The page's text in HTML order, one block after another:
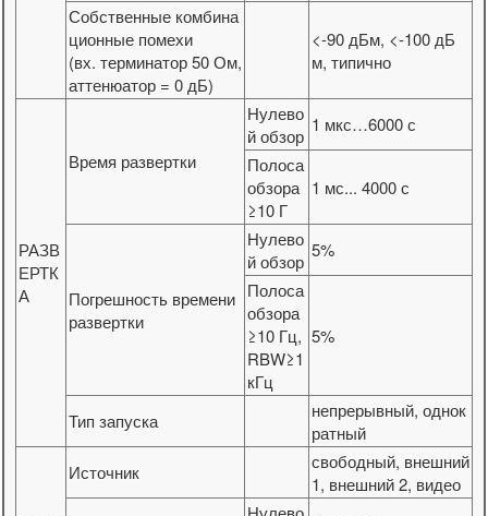
Собственные комбина
ционные помехи
(вх. терминатор 50 Ом,
аттенюатор = 0 дБ)
<-90 дБм, <-100 дБ
м, типично
РАЗВ
ЕРТК
А
Время развертки
Нулево
й обзор
1 мкс…6000 с
Полоса
обзора
≥10 Г
1 мс... 4000 с
Погрешность времени
развертки
Нулево
й обзор
5%
Полоса
обзора
≥10 Гц,
RBW≥1
кГц
5%
Тип запуска
непрерывный, однок
ратный
Источник
свободный, внешний
1, внешний 2, видео